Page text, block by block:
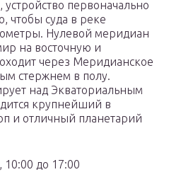
первоначально
чтобы суда в реке
Нулевой меридиан
на восточную и
через Меридианское
стержнем в полу.
над Экваториальным
крупнейший в
и отличный планетарий
до 17:00